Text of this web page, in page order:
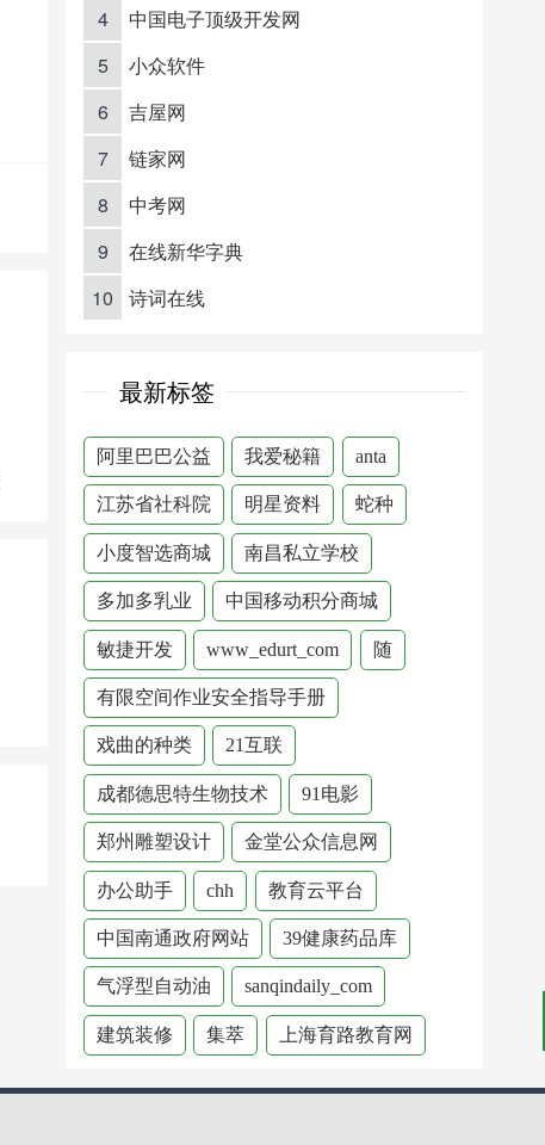
4
中国电子顶级开发网
5
小众软件
6
吉屋网
7
链家网
8
中考网
9
在线新华字典
10
诗词在线
最新标签
阿里巴巴公益 我爱秘籍 anta
江苏省社科院 明星资料 蛇种
小度智选商城 南昌私立学校
多加多乳业 中国移动积分商城
敏捷开发 www_edurt_com 随
有限空间作业安全指导手册
戏曲的种类 21互联
成都德思特生物技术 91电影
郑州雕塑设计 金堂公众信息网
办公助手 chh 教育云平台
中国南通政府网站 39健康药品库
气浮型自动油 sanqindaily_com
建筑装修 集萃 上海育路教育网